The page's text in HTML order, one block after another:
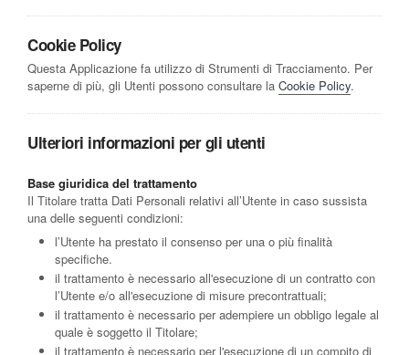
Cookie Policy
Questa Applicazione fa utilizzo di Strumenti di Tracciamento. Per
saperne di più, gli Utenti possono consultare la Cookie Policy.
Ulteriori informazioni per gli utenti
Base giuridica del trattamento
Il Titolare tratta Dati Personali relativi all’Utente in caso sussista
una delle seguenti condizioni:
l’Utente ha prestato il consenso per una o più finalità
specifiche.
il trattamento è necessario all'esecuzione di un contratto con
l’Utente e/o all'esecuzione di misure precontrattuali;
il trattamento è necessario per adempiere un obbligo legale al
quale è soggetto il Titolare;
il trattamento è necessario per l'esecuzione di un compito di